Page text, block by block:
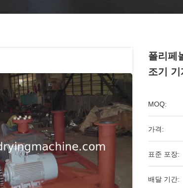
폴리페
조기 기
MOQ:
가격:
표준 포장:
배달 기간: